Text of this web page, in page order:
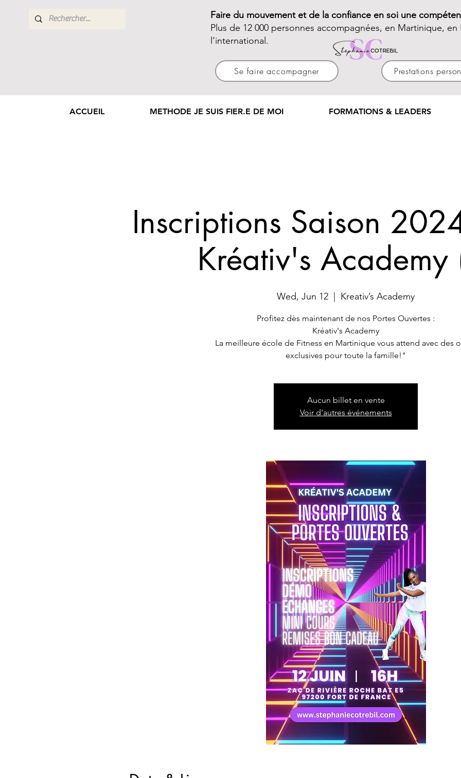
Faire du mouvement et de la confiance en soi une
Plus de 12 000 personnes accompagnées, en Martinique, en
l’international.
Se faire accompagner Prestations
ACCUEIL METHODE JE SUIS FIER.E DE MOI FORMATIONS & LEADERS
Inscriptions Saison
Kréativ's Academy
Wed, Jun 12 Kreativ’s Academy
Profitez dès maintenant de nos Portes Ouvertes :
Kréativ's Academy
La meilleure école de Fitness en Martinique vous attend avec des
Aucun billet en vente
Voir d'autres événements